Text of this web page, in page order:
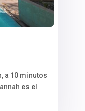
a 10 minutos
es el